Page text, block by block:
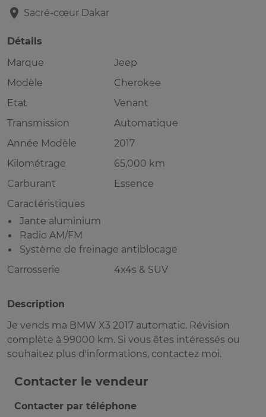
Sacré-cœur Dakar
Détails
Marque
Jeep
Modèle
Cherokee
Etat
Venant
Transmission
Automatique
Année Modèle
2017
Kilométrage
65,000 km
Carburant
Essence
Caractéristiques
Jante aluminium
Radio AM/FM
Système de freinage antiblocage
Carrosserie
4x4s & SUV
Description
Je vends ma BMW X3 2017 automatic. Révision
complète à 99000 km. Si vous êtes intéressés ou
souhaitez plus d'informations, contactez moi.
Contacter le vendeur
Contacter par téléphone